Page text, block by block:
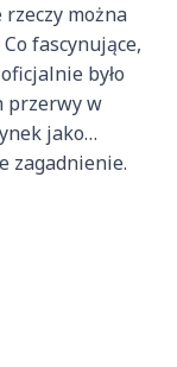
można
fascynujące,
było
przerwy w
jako…
zagadnienie.